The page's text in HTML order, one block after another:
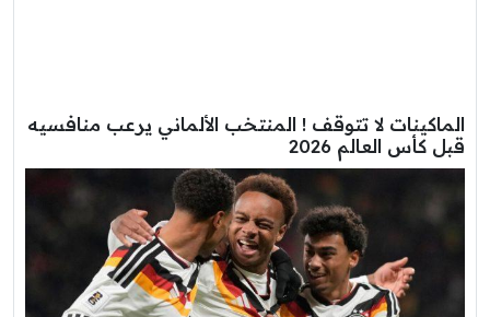
الماكينات لا تتوقف ! المنتخب الألماني يرعب منافسيه
قبل كأس العالم 2026